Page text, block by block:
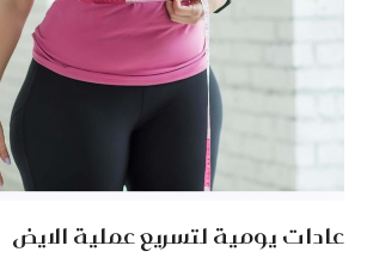
عادات يومية لتسريع عملية الايض